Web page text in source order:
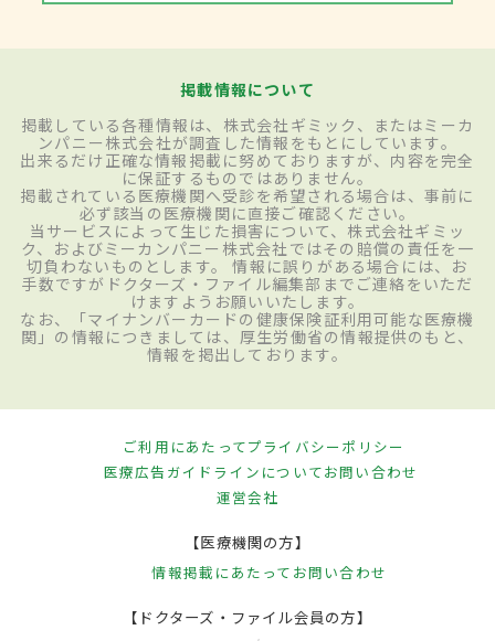
掲載情報について
掲載している各種情報は、株式会社ギミック、またはミーカ
ンパニー株式会社が調査した情報をもとにしています。
出来るだけ正確な情報掲載に努めておりますが、内容を完全
に保証するものではありません。
掲載されている医療機関へ受診を希望される場合は、事前に
必ず該当の医療機関に直接ご確認ください。
当サービスによって生じた損害について、株式会社ギミッ
ク、およびミーカンパニー株式会社ではその賠償の責任を一
切負わないものとします。 情報に誤りがある場合には、お
手数ですがドクターズ・ファイル編集部までご連絡をいただ
けますようお願いいたします。
なお、「マイナンバーカードの健康保険証利用可能な医療機
関」の情報につきましては、厚生労働省の情報提供のもと、
情報を掲出しております。
ご利用にあたってプライバシーポリシー
医療広告ガイドラインについてお問い合わせ
運営会社
【医療機関の方】
情報掲載にあたって お問い合わせ
【ドクターズ・ファイル会員の方】